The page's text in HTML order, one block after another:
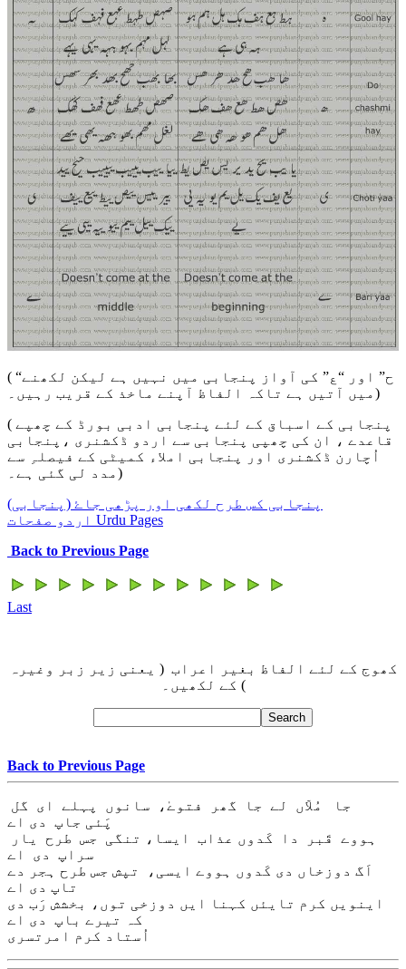
( “ح” اور “ع” کی آواز پنجابی میں نہیں ہے لیکن لکھنے
میں آتیں ہے تاکہ الفاظ آپنے ماخذ کے قریب رہیں۔)
( پنجابی کے اسباق کے لئے پنجابی ادبی بورڈ کے چھپے
قاعدے ، ان کی چھپی پنجابی سے اردو ڈکشنری ،پنجابی
اُچارن ڈکشنری اور پنجابی املاء کمیٹی کے فیصلہِ سے
مدد لی گئی ہے۔)
پنجابی کس طرح لکھی اور پڑھی جاۓ (پنجابی)
اردو صفحات Urdu Pages
Back to Previous Page
Last
کھوج کے لئے الفاظ بغیر اعراب ( یعنی زیر زبر وغیرہ
) کے لکھیں۔
Back to Previous Page
جا مُلاّں لے جا گھر فتوےٰ، سانوں پہلے ای گل
پَئی جاپ دی اے
ہووے قَبر دا کَدوں عذاب ایسا، تنگی جس طرح یار
سراپ دی اے
اَگ دوزخاں دی کَدوں ہووے ایسی، تپش جس طرح ہجر دے
تاپ دی اے
اینویں کرم تایئں کہنا ایں دوزخی توں، بخشش رَب دی
کہ تیرے باپ دی اے
اُستاد کرم امرتسری